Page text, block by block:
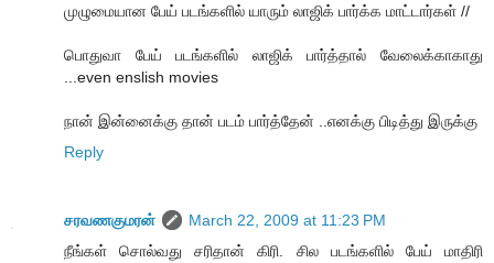
முழுமையான பேய் படங்களில் யாரும் லாஜிக் பார்க்க மாட்டார்கள் //
பொதுவா பேய் படங்களில் லாஜிக் பார்த்தால் வேலைக்காகாது
...even enslish movies
நான் இன்னைக்கு தான் படம் பார்த்தேன் ..எனக்கு பிடித்து இருக்கு
Reply
சரவணகுமரன்
March 22, 2009 at 11:23 PM
நீங்கள் சொல்வது சரிதான் கிரி. சில படங்களில் பேய் மாதிரி